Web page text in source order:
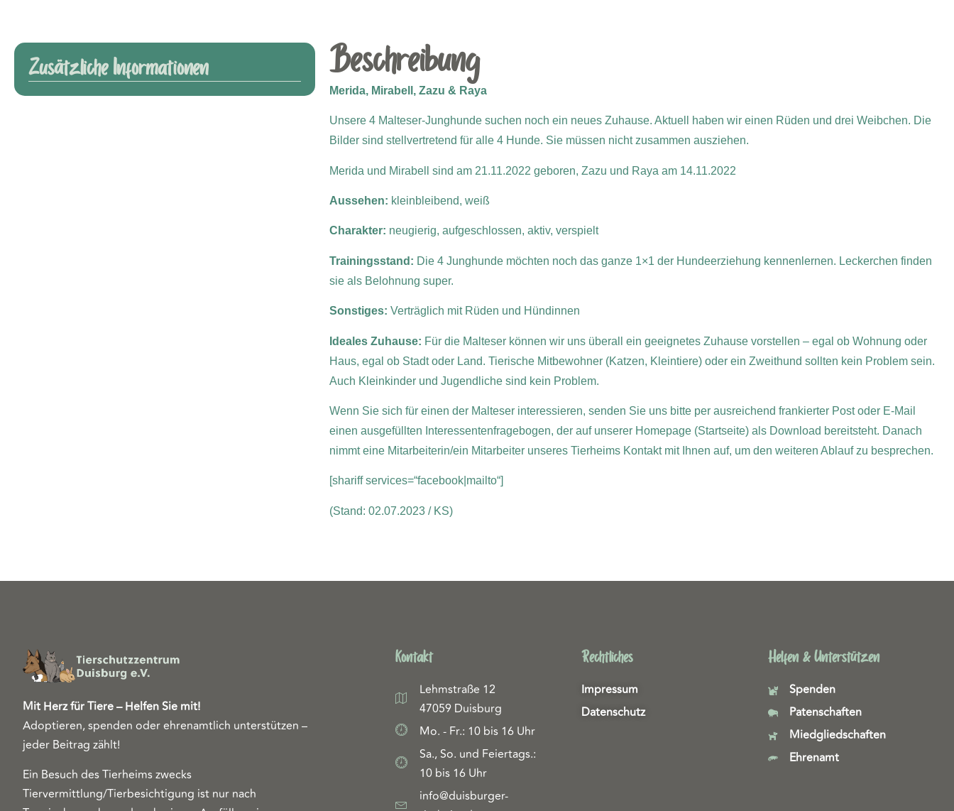
Zusätzliche Informationen Beschreibung
Merida, Mirabell, Zazu & Raya
Unsere 4 Malteser-Junghunde suchen noch ein neues Zuhause. Aktuell haben wir einen Rüden und drei Weibchen. Die
Bilder sind stellvertretend für alle 4 Hunde. Sie müssen nicht zusammen ausziehen.
Merida und Mirabell sind am 21.11.2022 geboren, Zazu und Raya am 14.11.2022
Aussehen: kleinbleibend, weiß
Charakter: neugierig, aufgeschlossen, aktiv, verspielt
Trainingsstand: Die 4 Junghunde möchten noch das ganze 1×1 der Hundeerziehung kennenlernen. Leckerchen finden
sie als Belohnung super.
Sonstiges: Verträglich mit Rüden und Hündinnen
Ideales Zuhause: Für die Malteser können wir uns überall ein geeignetes Zuhause vorstellen – egal ob Wohnung oder
Haus, egal ob Stadt oder Land. Tierische Mitbewohner (Katzen, Kleintiere) oder ein Zweithund sollten kein Problem sein.
Auch Kleinkinder und Jugendliche sind kein Problem.
Wenn Sie sich für einen der Malteser interessieren, senden Sie uns bitte per ausreichend frankierter Post oder E-Mail
einen ausgefüllten Interessentenfragebogen, der auf unserer Homepage (Startseite) als Download bereitsteht. Danach
nimmt eine Mitarbeiterin/ein Mitarbeiter unseres Tierheims Kontakt mit Ihnen auf, um den weiteren Ablauf zu besprechen.
[shariff services=“facebook|mailto“]
(Stand: 02.07.2023 / KS)
Mit Herz für Tiere – Helfen Sie mit!
Adoptieren, spenden oder ehrenamtlich unterstützen –
jeder Beitrag zählt!
Ein Besuch des Tierheims zwecks
Tiervermittlung/Tierbesichtigung ist nur nach
Kontakt
Lehmstraße 12
47059 Duisburg
Mo. - Fr.: 10 bis 16 Uhr
Sa., So. und Feiertags.:
10 bis 16 Uhr
info@duisburger-
Rechtliches
Impressum
Datenschutz
Helfen & Unterstützen
Spenden
Patenschaften
Miedgliedschaften
Ehrenamt